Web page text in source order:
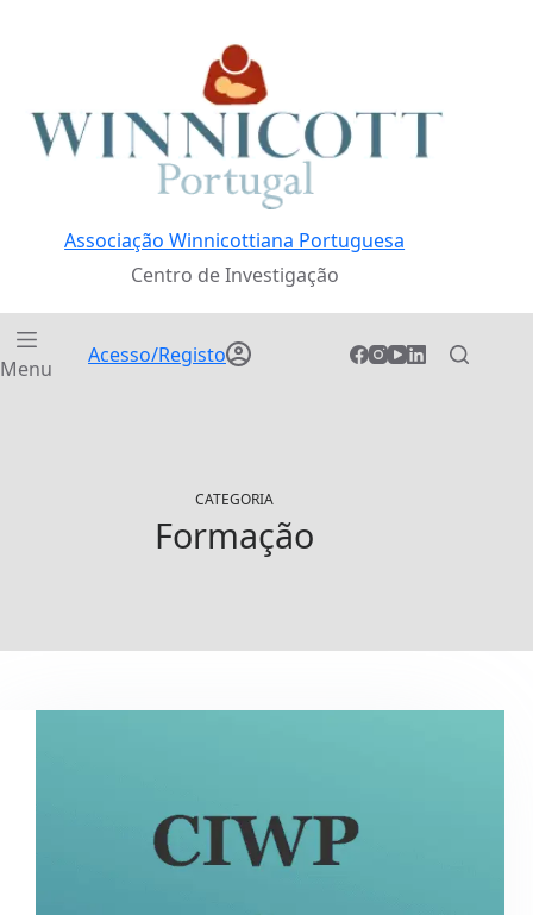
Associação Winnicottiana Portuguesa
Centro de Investigação
Menu
Acesso/Registo
CATEGORIA
Formação